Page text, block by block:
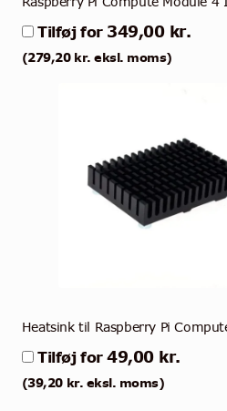
Tilføj for 349,00 kr.
(279,20 kr. eksl. moms)
Heatsink til Raspberry Pi
Tilføj for49,00 kr.
(39,20 kr. eksl. moms)